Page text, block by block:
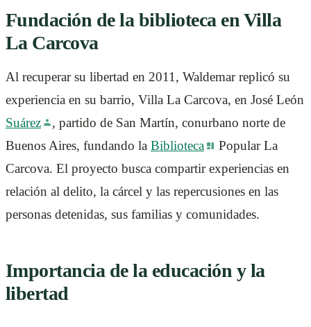
Fundación de la biblioteca en Villa
La Carcova
Al recuperar su libertad en 2011, Waldemar replicó su
experiencia en su barrio, Villa La Carcova, en José León
Suárez
, partido de San Martín, conurbano norte de
Buenos Aires, fundando la Biblioteca
Popular La
Carcova. El proyecto busca compartir experiencias en
relación al delito, la cárcel y las repercusiones en las
personas detenidas, sus familias y comunidades.
Importancia de la educación y la
libertad